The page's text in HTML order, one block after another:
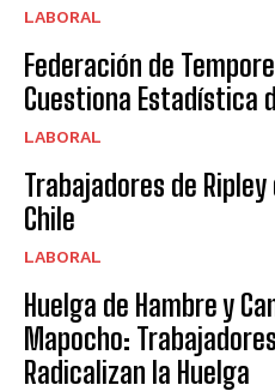
LABORAL
Federación de
Cuestiona Estadística
LABORAL
Trabajadores de Ripley
Chile
LABORAL
Huelga de Hambre y
Mapocho:
Radicalizan la Huelga